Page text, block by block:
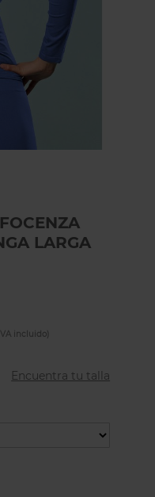
LARGA
Encuentra tu talla